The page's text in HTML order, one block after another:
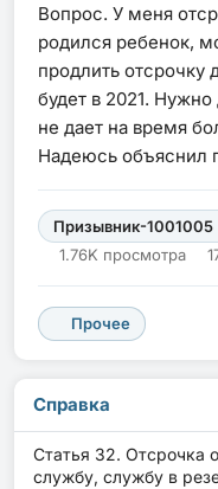
Вопрос. У меня
родился ребенок,
продлить отсрочку
будет в 2021.
не дает на время
Надеюсь объяснил
Призывник-1001005
1.76K просмотра
Прочее
Справка
Статья 32. Отсрочка
службу, службу в